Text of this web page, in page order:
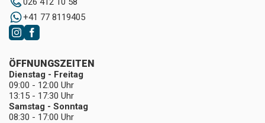
+41 77 8119405
ÖFFNUNGSZEITEN
Dienstag - Freitag
09:00 - 12:00 Uhr
13:15 - 17:30 Uhr
Samstag - Sonntag
08:30 - 17:00 Uhr